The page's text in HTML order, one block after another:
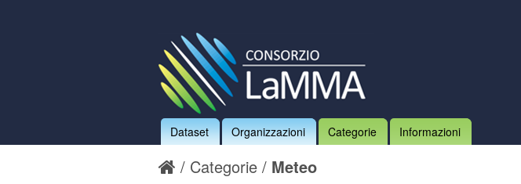
Dataset Organizzazioni Categorie Informazioni
Categorie Meteo